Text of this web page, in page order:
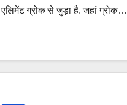
एलिमेंट ग्रोक से जुड़ा है. जहां ग्रोक…